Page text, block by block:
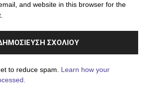
and website in this browser for the
to reduce spam. Learn how your